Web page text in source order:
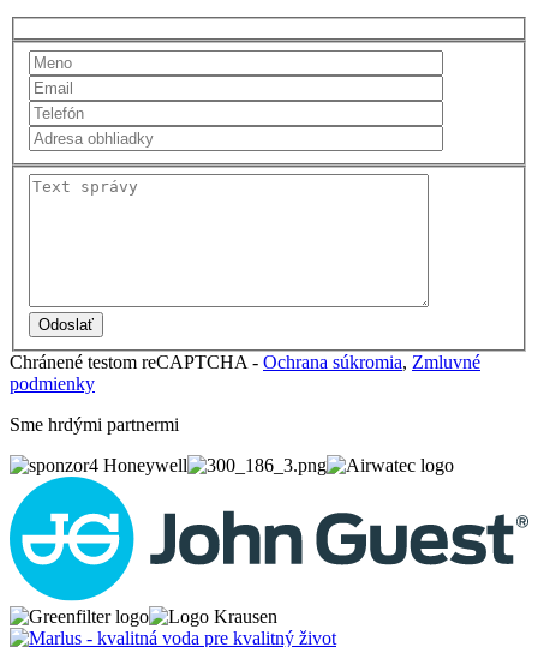
Chránené testom reCAPTCHA - Ochrana súkromia, Zmluvné
podmienky
Sme hrdými partnermi